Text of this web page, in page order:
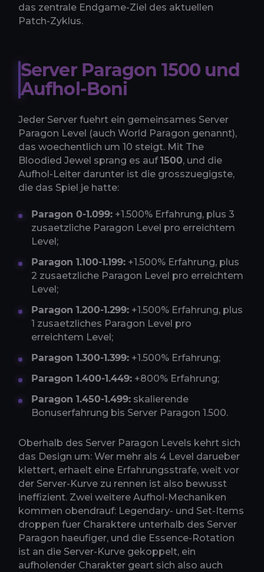
das zentrale Endgame-Ziel des aktuellen
Patch-Zyklus.
Server Paragon 1500 und
Aufhol-Boni
Jeder Server fuehrt ein gemeinsames Server
Paragon Level (auch World Paragon genannt),
das woechentlich um 10 steigt. Mit The
Bloodied Jewel sprang es auf1500, und die
Aufhol-Leiter darunter ist die grosszuegigste,
die das Spiel je hatte:
Paragon 0-1.099: +1.500% Erfahrung, plus 3
zusaetzliche Paragon Level pro erreichtem
Level;
Paragon 1.100-1.199: +1.500% Erfahrung, plus
2 zusaetzliche Paragon Level pro erreichtem
Level;
Paragon 1.200-1.299: +1.500% Erfahrung, plus
1 zusaetzliches Paragon Level pro
erreichtem Level;
Paragon 1.300-1.399: +1.500% Erfahrung;
Paragon 1.400-1.449: +800% Erfahrung;
Paragon 1.450-1.499: skalierende
Bonuserfahrung bis Server Paragon 1.500.
Oberhalb des Server Paragon Levels kehrt sich
das Design um: Wer mehr als 4 Level darueber
klettert, erhaelt eine Erfahrungsstrafe, weit vor
der Server-Kurve zu rennen ist also bewusst
ineffizient. Zwei weitere Aufhol-Mechaniken
kommen obendrauf: Legendary- und Set-Items
droppen fuer Charaktere unterhalb des Server
Paragon haeufiger, und die Essence-Rotation
ist an die Server-Kurve gekoppelt, ein
aufholender Charakter geart sich also auch